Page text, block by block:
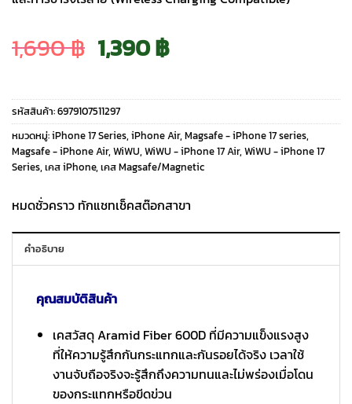
1,690฿ Original
price
was:
1,690 ฿.
1,390฿Current
price
is:
1,390 ฿.
รหัสสินค้า:6979107511297
หมวดหมู่:iPhone 17 Series, iPhone Air, Magsafe - iPhone 17 series,
Magsafe - iPhone Air, WiWU, WiWU - iPhone 17 Air, WiWU - iPhone 17
Series, เคส iPhone, เคส Magsafe/Magnetic
หมดชั่วคราว ทักแชทเช็คสต๊อกสาขา
คำอธิบาย
คุณสมบัติสินค้า
เคสวัสดุ Aramid Fiber 600D ที่มีความแข็งแรงสูง
ที่ให้ความรู้สึกกันกระแทกและกันรอยได้จริง เวลาใช้
งานจับถือจริงจะรู้สึกถึงความทนและไม่พร่องเมื่อโดน
ของกระแทกหรือขีดข่วน